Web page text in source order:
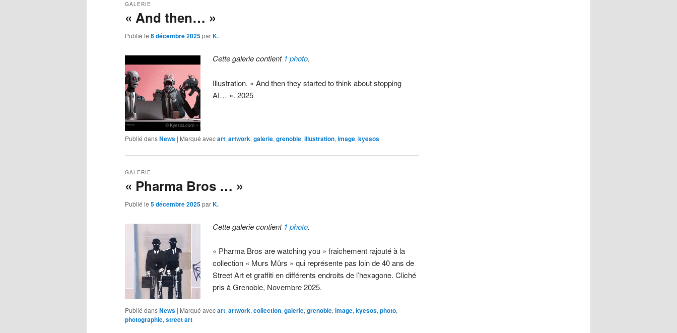
« And then… »
GALERIE
Publié le 6 décembre 2025parK.
Cette galerie contient 1 photo.
Illustration. « And then they started to think about stopping
AI… ». 2025
Publié dansNews | Marqué avecart, artwork, galerie, grenoble, illustration, image, kyesos
« Pharma Bros … »
GALERIE
Publié le 5 décembre 2025parK.
Cette galerie contient 1 photo.
« Pharma Bros are watching you » fraichement rajouté à la
collection « Murs Mûrs » qui représente pas loin de 40 ans de
Street Art et graffiti en différents endroits de l’hexagone. Cliché
pris à Grenoble, Novembre 2025.
Publié dansNews | Marqué avecart, artwork, collection, galerie, grenoble, image, kyesos, photo,
photographie, street art